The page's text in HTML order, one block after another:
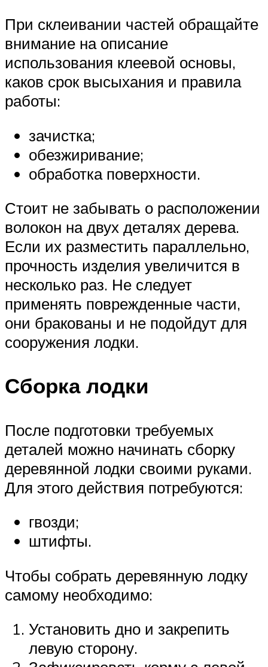
При склеивании частей обращайте
внимание на описание
использования клеевой основы,
каков срок высыхания и правила
работы:
зачистка;
обезжиривание;
обработка поверхности.
Стоит не забывать о расположении
волокон на двух деталях дерева.
Если их разместить параллельно,
прочность изделия увеличится в
несколько раз. Не следует
применять поврежденные части,
они бракованы и не подойдут для
сооружения лодки.
Сборка лодки
После подготовки требуемых
деталей можно начинать сборку
деревянной лодки своими руками.
Для этого действия потребуются:
гвозди;
штифты.
Чтобы собрать деревянную лодку
самому необходимо:
Установить дно и закрепить
левую сторону.